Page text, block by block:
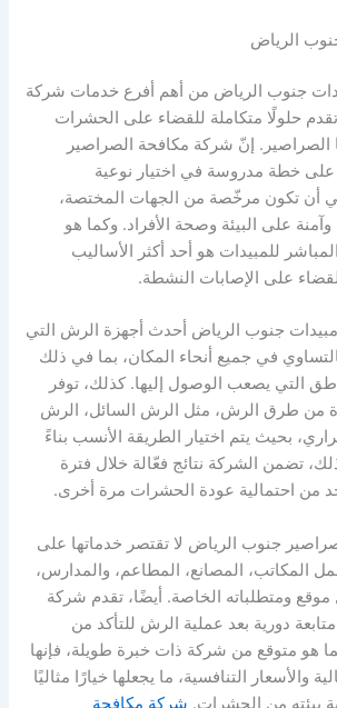
الرياض
جنوب الرياض من أهم أفرع خدمات شركة
حلولًا متكاملة للقضاء على الحشرات
الصراصير. إنّ شركة مكافحة الصراصير
خطة مدروسة في اختيار نوعية
أن تكون مرخّصة من الجهات المختصة،
على البيئة وصحة الأفراد. وكما هو
للمبيدات هو أحد أكثر الأساليب
على الإصابات النشطة.
جنوب الرياض أحدث أجهزة الرش التي
في جميع أنحاء المكان، بما في ذلك
التي يصعب الوصول إليها. كذلك، توفر
من طرق الرش، مثل الرش السائل، الرش
بحيث يتم اختيار الطريقة الأنسب بناءً
تضمن الشركة نتائج فعّالة خلال فترة
من احتمالية عودة الحشرات مرة أخرى.
جنوب الرياض لا تقتصر خدماتها على
المكاتب، المصانع، المطاعم، والمدارس،
ومتطلباته الخاصة. أيضًا، تقدم شركة
دورية بعد عملية الرش للتأكد من
هو متوقع من شركة ذات خبرة طويلة، فإنها
والأسعار التنافسية، ما يجعلها خيارًا مثاليًا
بيئته من الحشرات. شركة مكافحة